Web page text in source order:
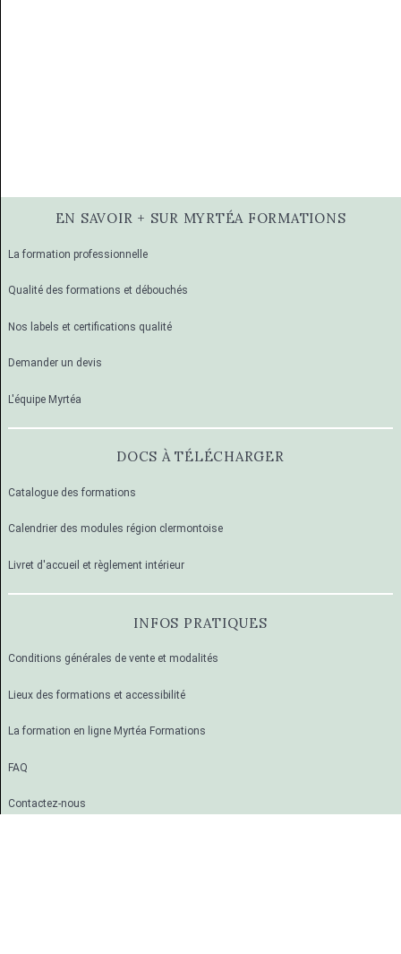
EN SAVOIR + SUR MYRTÉA FORMATIONS
La formation professionnelle
Qualité des formations et débouchés
Nos labels et certifications qualité
Demander un devis
L'équipe Myrtéa
DOCS À TÉLÉCHARGER
Catalogue des formations
Calendrier des modules région clermontoise
Livret d'accueil et règlement intérieur
INFOS PRATIQUES
Conditions générales de vente et modalités
Lieux des formations et accessibilité
La formation en ligne Myrtéa Formations
FAQ
Contactez-nous